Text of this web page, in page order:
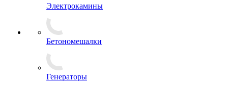
Электрокамины
Бетономешалки
Генераторы